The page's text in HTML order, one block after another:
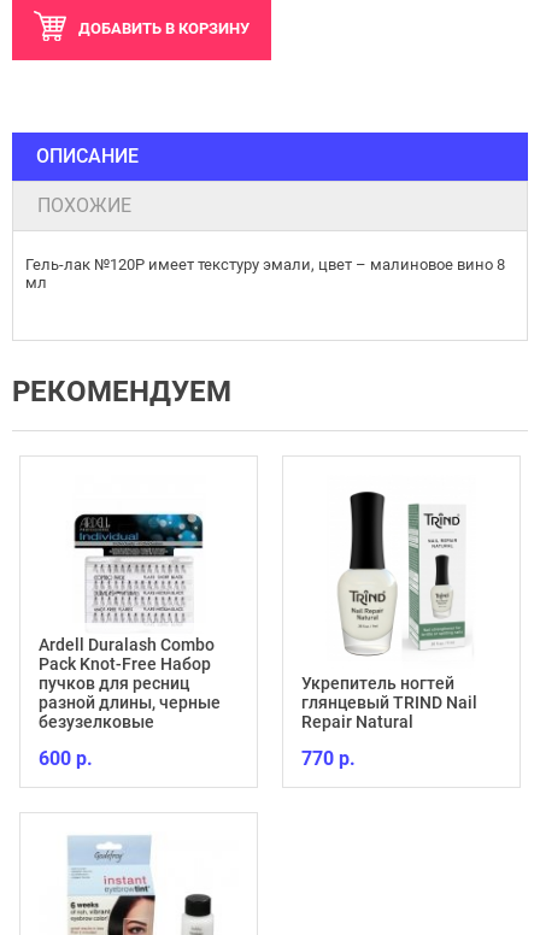
ДОБАВИТЬ В КОРЗИНУ
ОПИСАНИЕ
ПОХОЖИЕ
Гель-лак №120P имеет текстуру эмали, цвет – малиновое вино 8
мл
РЕКОМЕНДУЕМ
Ardell Duralash Combo
Pack Knot-Free Набор
пучков для ресниц
разной длины, черные
безузелковые
600 р.
Укрепитель ногтей
глянцевый TRIND Nail
Repair Natural
770 р.